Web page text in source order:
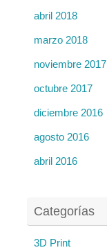
abril 2018
marzo 2018
noviembre 2017
octubre 2017
diciembre 2016
agosto 2016
abril 2016
Categorías
3D Print